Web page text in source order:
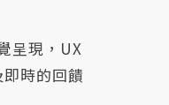
呈現，UX
時的回饋